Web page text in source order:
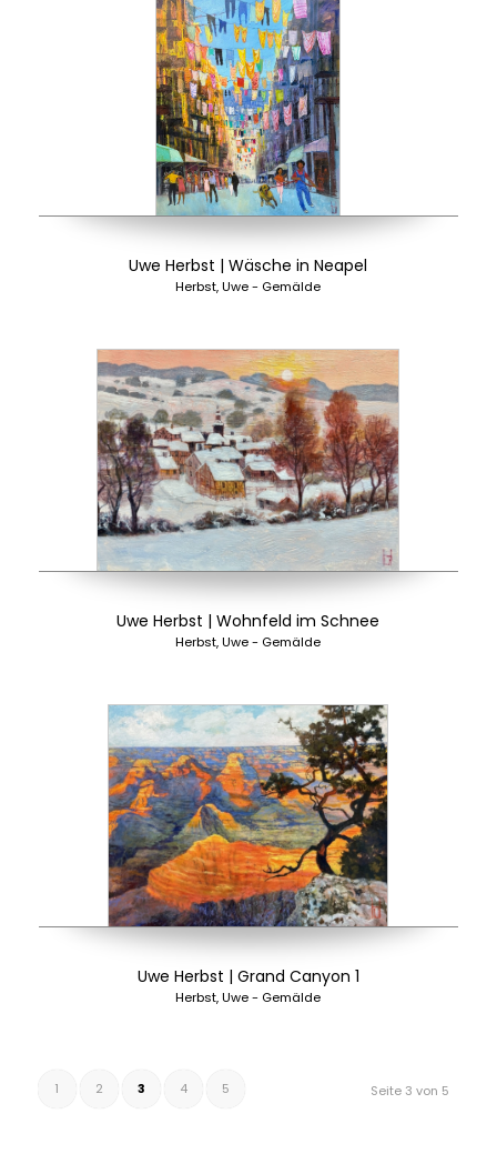
Uwe Herbst | Wäsche in Neapel
Herbst, Uwe - Gemälde
Uwe Herbst | Wohnfeld im Schnee
Herbst, Uwe - Gemälde
Uwe Herbst | Grand Canyon 1
Herbst, Uwe - Gemälde
Seite 3 von 5
1 2 3 4 5